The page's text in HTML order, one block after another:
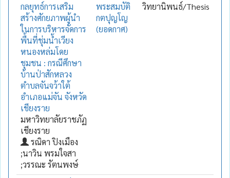
กลยุทธ์การเสริม
สร้างศักยภาพผู้นำ
ในการบริหารจัดการ
พื้นที่ชุ่มน้ำเวียง
หนองหล่มโดย
ชุมชน : กรณีศึกษา
บ้านป่าสักหลวง
ตำบลจันจว้าใต้
อำเภอแม่จัน จังหวัด
เชียงราย
มหาวิทยาลัยราชภัฏ
เชียงราย
รณิดา ปิงเมือง
;นาวิน พรมใจสา
;วรรณะ รัตนพงษ์
พระสมบัติ
กตปุญโญ
(ยอดกาศ)
วิทยานิพนธ์/Thesis